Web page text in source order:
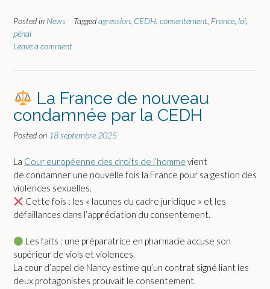
Posted in News Taggedagression CEDH consentement France loi
pénal
Leave a comment
La France de nouveau
condamnée par la CEDH
Posted on 18 septembre 2025
La Cour européenne des droits de l’homme vient
de condamner une nouvelle fois la France pour sa gestion des
violences sexuelles.
Cette fois : les « lacunes du cadre juridique » et les
défaillances dans l’appréciation du consentement.
Les faits : une préparatrice en pharmacie accuse son
supérieur de viols et violences.
La cour d’appel de Nancy estime qu’un contrat signé liant les
deux protagonistes prouvait le consentement.